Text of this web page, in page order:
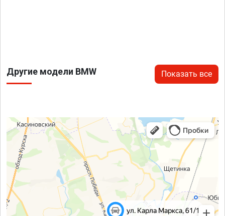
Другие модели BMW Показать все